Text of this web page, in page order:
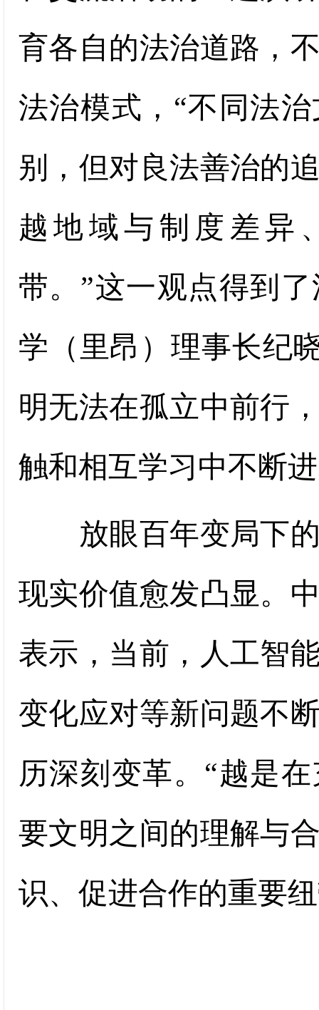
育各自的法治道路，
法治模式，“不同法
别，但对良法善治的
越地域与制度差异
带。”这一观点得到
学（里昂）理事长纪
明无法在孤立中前行
触和相互学习中不断
放眼百年变局下的
现实价值愈发凸显。
表示，当前，人工智
变化应对等新问题不
历深刻变革。“越是
要文明之间的理解与
识、促进合作的重要